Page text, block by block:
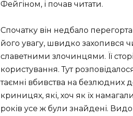
Фейгіном, і почав читати.
Спочатку він недбало
його увагу, швидко захопився
славетними злочинцями. Її
користування. Тут
таємні вбивства на безлюдних
криницях, які, хоч як їх
років усе ж були знайдені.